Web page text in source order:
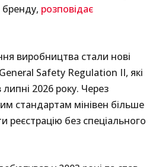
бренду, розповідає
виробництва стали нові
Safety Regulation II, які
2026 року. Через
стандартам мінівен більше
реєстрацію без спеціального